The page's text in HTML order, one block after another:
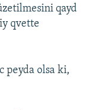
qayd
qvette
peyda olsa ki,